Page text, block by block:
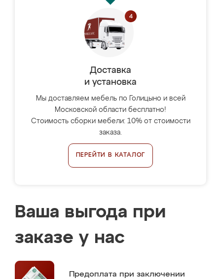
Доставка
и установка
Мы доставляем мебель по Голицыно и всей
Московской области бесплатно!
Стоимость сборки мебели: 10% от стоимости
заказа.
ПЕРЕЙТИ В КАТАЛОГ
Ваша выгода при
заказе у нас
Предоплата при заключении